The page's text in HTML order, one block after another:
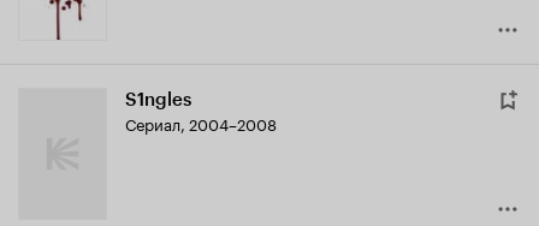
S1ngles
Сериал, 2004–2008